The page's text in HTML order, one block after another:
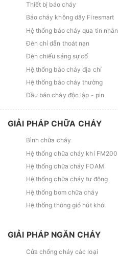
Thiết bị báo cháy
Báo cháy không dây Firesmart
Hệ thống báo cháy qua tin nhắn
Đèn chỉ dẫn thoát nạn
Đèn chiếu sáng sự cố
Hệ thống báo cháy địa chỉ
Hệ thống báo cháy thường
Đầu báo cháy độc lập - pin
GIẢI PHÁP CHỮA CHÁY
Bình chữa cháy
Hệ thống chữa cháy khí FM200
Hệ thống chữa cháy FOAM
Hệ thống chữa cháy tự động
Hệ thống bơm chữa cháy
Hệ thống thông gió hút khói
GIẢI PHÁP NGĂN CHÁY
Cửa chống cháy các loại